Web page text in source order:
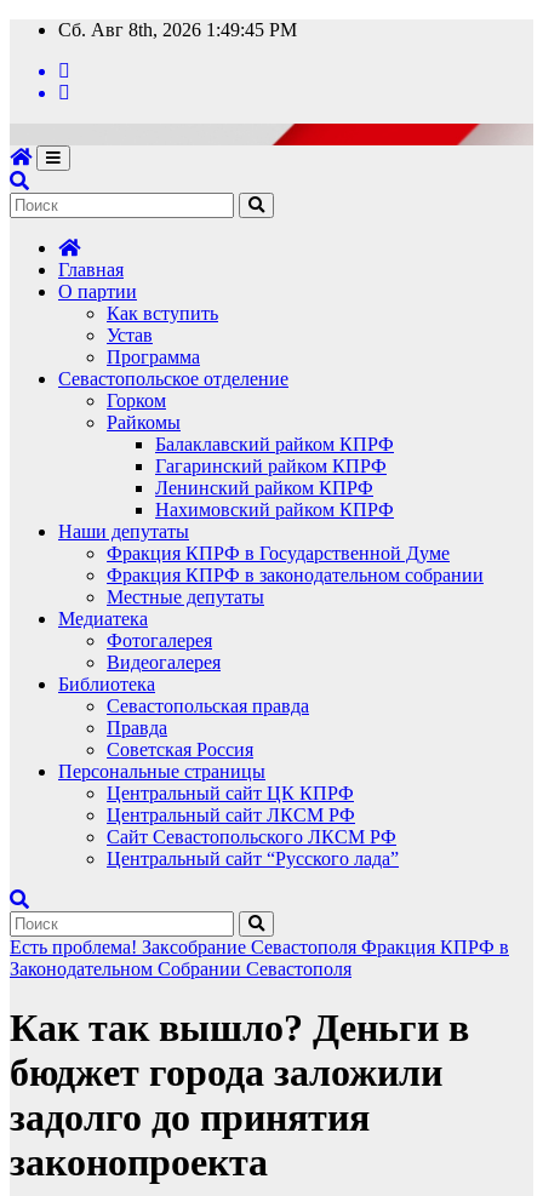
Перейти
содержимому
Сб. Авг 8th, 2026 1:49:46 PM
Главная
О партии
Как вступить
Устав
Программа
Севастопольское отделение
Горком
Райкомы
Балаклавский райком КПРФ
Гагаринский райком КПРФ
Ленинский райком КПРФ
Нахимовский райком КПРФ
Наши депутаты
Фракция КПРФ в Государственной Думе
Фракция КПРФ в законодательном собрании
Местные депутаты
Медиатека
Фотогалерея
Видеогалерея
Библиотека
Севастопольская правда
Правда
Советская Россия
Персональные страницы
Центральный сайт ЦК КПРФ
Центральный сайт ЛКСМ РФ
Сайт Севастопольского ЛКСМ РФ
Центральный сайт “Русского лада”
Есть проблема! Заксобрание Севастополя Фракция КПРФ в
Законодательном Собрании Севастополя
Как так вышло? Деньги в
бюджет города заложили
задолго до принятия
законопроекта